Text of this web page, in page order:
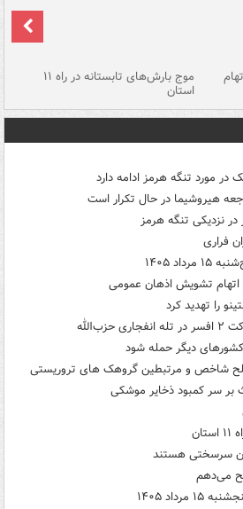
موج بارش‌های تابستانه در راه ۱۱
استان
در مورد تنگه هرمز ادامه دارد
هیروشیما در حال تکرار است
نزدیکی تنگه هرمز
فراری
۱۴۰۵
را تهدید کرد
کشورهای دیگر حمله شود
سر کمبود ذخایر موشکی
سرسختی هستند
می‌دهم
۱۴۰۵